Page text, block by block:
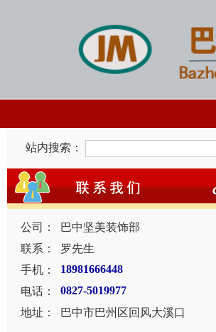
站内搜索：
公司：
巴中坚美装饰部
联系：
罗先生
手机：
18981666448
电话： 0827-5019977
地址：
巴中市巴州区回风大溪口